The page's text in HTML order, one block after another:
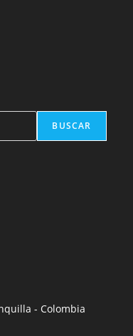
BUSCAR
- Colombia